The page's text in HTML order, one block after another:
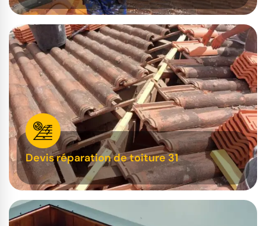
Devis réparation de toiture 31